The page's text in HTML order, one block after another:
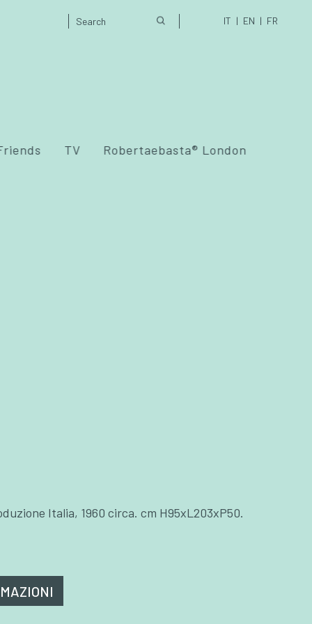
IT EN FR
TV Robertaebasta® London
Italia, 1960 circa. cm H95xL203xP50.